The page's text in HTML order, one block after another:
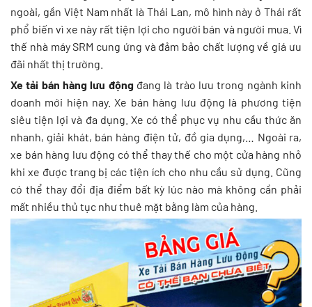
ngoài, gần Việt Nam nhất là Thái Lan, mô hình này ở Thái rất
phổ biến vì xe này rất tiện lợi cho người bán và người mua. Vì
thế nhà máy SRM cung ứng và đảm bảo chất lượng về giá ưu
đãi nhất thị trường.
Xe tải bán hàng lưu độngđang là trào lưu trong ngành kinh
doanh mới hiện nay. Xe bán hàng lưu động là phương tiện
siêu tiện lợi và đa dụng. Xe có thể phục vụ nhu cầu thức ăn
nhanh, giải khát, bán hàng điện tử, đồ gia dụng,… Ngoài ra,
xe bán hàng lưu động có thể thay thế cho một cửa hàng nhỏ
khi xe được trang bị các tiện ích cho nhu cầu sử dụng. Cũng
có thể thay đổi địa điểm bất kỳ lúc nào mà không cần phải
mất nhiều thủ tục như thuê mặt bằng làm của hàng.